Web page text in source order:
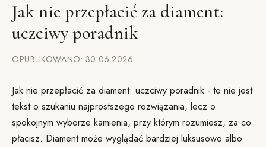
Jak nie przepłacić za diament:
uczciwy poradnik
OPUBLIKOWANO: 30.06.2026
Jak nie przepłacić za diament: uczciwy poradnik - to nie jest
tekst o szukaniu najprostszego rozwiązania, lecz o
spokojnym wyborze kamienia, przy którym rozumiesz, za co
płacisz. Diament może wyglądać bardziej luksusowo albo